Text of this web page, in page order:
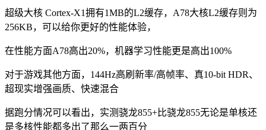
超级大核 Cortex-X1拥有1MB的L2缓存，A78大核L2缓存则为
256KB，可以给你更好的性能体验，
在性能方面A78高出20%，机器学习性能更是高出100%
对于游戏其他方面，144Hz高刷新率/高帧率、真10-bit HDR、
超现实增强画质、快速混合
据跑分情况可以看出，实测骁龙855+比骁龙855无论是单核还
是多核性能都多出了那么一两百分